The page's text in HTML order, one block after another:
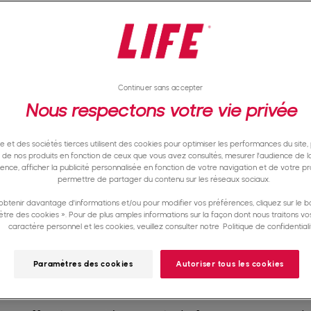
des préoccupations nous offre l’opportunité
s'agisse des gouvernements, des entreprises,
Nous respectons votre vie privée
et des sociétés tierces utilisent des cookies pour optimiser les performances du site,
de nos produits en fonction de ceux que vous avez consultés, mesurer l'audience de
afficher la publicité personnalisée en fonction de votre navigation et de votre
permettre de partager du contenu sur les réseaux sociaux.
davantage d'informations et/ou pour modifier vos préférences, cliquez sur le
des cookies ». Pour de plus amples informations sur la façon dont nous traitons
caractère personnel et les cookies, veuillez consulter notre Politique de
Paramètres des cookies Autoriser tous les cookies
Continuer sans accepter